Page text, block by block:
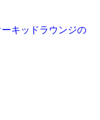
キッドラウンジの